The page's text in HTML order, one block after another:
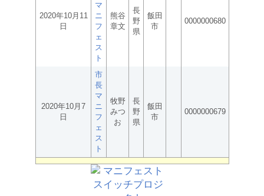
2020年10月11
日
マ
ニ
フ
ェ
ス
ト
熊谷
章文
長
野
県
飯田
市
0000000680
2020年10月7
日
市
長
マ
ニ
フ
ェ
ス
ト
牧野
みつ
お
長
野
県
飯田
市
0000000679